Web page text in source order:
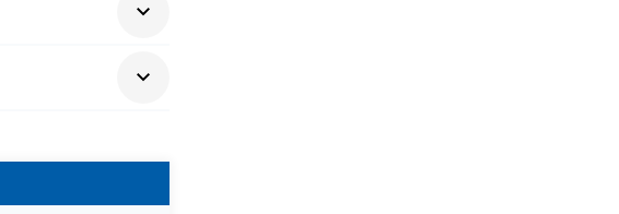
die